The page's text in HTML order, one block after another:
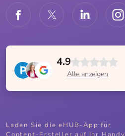
4.9
Alle anzeigen
Laden Sie die eHUB-App für